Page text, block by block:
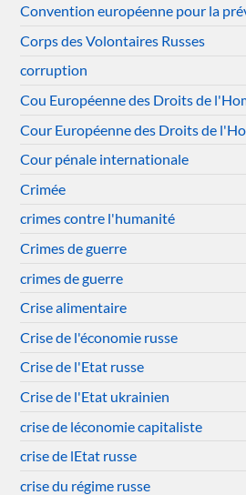
Convention européenne pour la
Corps des Volontaires Russes
corruption
Cou Européenne des Droits de
Cour Européenne des Droits de
Cour pénale internationale
Crimée
crimes contre l'humanité
Crimes de guerre
crimes de guerre
Crise alimentaire
Crise de l'économie russe
Crise de l'Etat russe
Crise de l'Etat ukrainien
crise de léconomie capitaliste
crise de lEtat russe
crise du régime russe